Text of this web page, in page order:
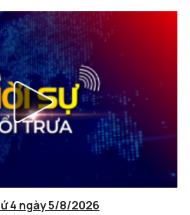
4 ngày 5/8/2026